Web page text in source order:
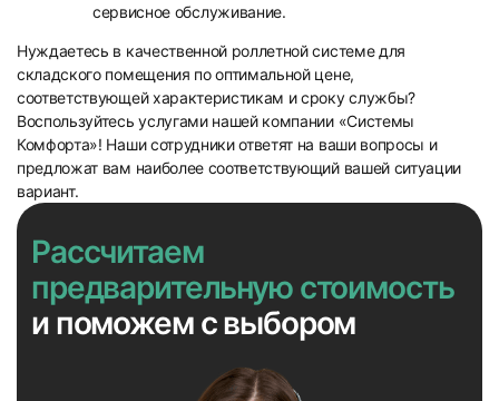
сервисное обслуживание.
Нуждаетесь в качественной роллетной системе для
складского помещения по оптимальной цене,
соответствующей характеристикам и сроку службы?
Воспользуйтесь услугами нашей компании «Системы
Комфорта»! Наши сотрудники ответят на ваши вопросы и
предложат вам наиболее соответствующий вашей ситуации
вариант.
Рассчитаем
предварительную стоимость
и поможем с выбором